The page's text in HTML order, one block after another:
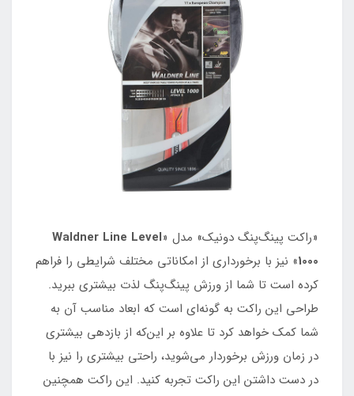
«راکت پینگ‌پنگ دونیک» مدل «Waldner Line Level
1000» نیز با برخورداری از امکاناتی مختلف شرایطی را فراهم
کرده است تا شما از ورزش پینگ‌پنگ لذت بیشتری ببرید.
طراحی این راکت به گونه‌ای است که ابعاد مناسب آن به
شما کمک خواهد کرد تا علاوه بر این‌که از بازدهی بیشتری
در زمان ورزش برخوردار می‌شوید، راحتی بیشتری را نیز با
در دست داشتن این راکت تجربه کنید. این راکت همچنین